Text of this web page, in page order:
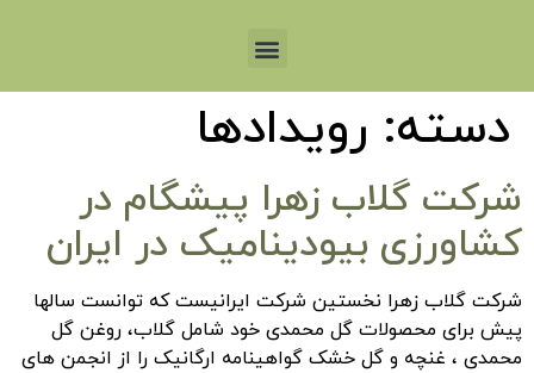
دسته: رویدادها
شرکت گلاب زهرا پیشگام در
کشاورزی بیودینامیک در ایران
شرکت گلاب زهرا نخستین شرکت ایرانیست که توانست سالها
پیش برای محصولات گل محمدی خود شامل گلاب، روغن گل
محمدی ، غنچه و گل خشک گواهینامه ارگانیک را از انجمن های